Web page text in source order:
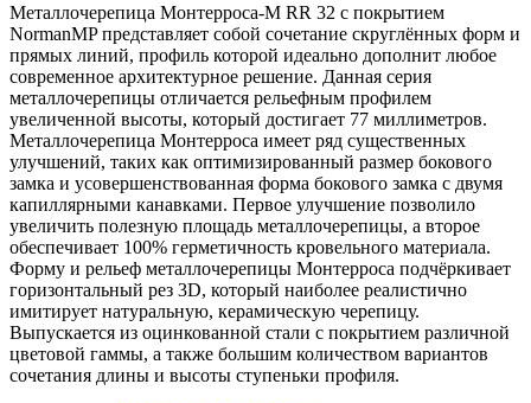
Металлочерепица Монтерроса-M RR 32 с покрытием
NormanMP представляет собой сочетание скруглённых форм и
прямых линий, профиль которой идеально дополнит любое
современное архитектурное решение. Данная серия
металлочерепицы отличается рельефным профилем
увеличенной высоты, который достигает 77 миллиметров.
Металлочерепица Монтерроса имеет ряд существенных
улучшений, таких как оптимизированный размер бокового
замка и усовершенствованная форма бокового замка с двумя
капиллярными канавками. Первое улучшение позволило
увеличить полезную площадь металлочерепицы, а второе
обеспечивает 100% герметичность кровельного материала.
Форму и рельеф металлочерепицы Монтерроса подчёркивает
горизонтальный рез 3D, который наиболее реалистично
имитирует натуральную, керамическую черепицу.
Выпускается из оцинкованной стали с покрытием различной
цветовой гаммы, а также большим количеством вариантов
сочетания длины и высоты ступеньки профиля.